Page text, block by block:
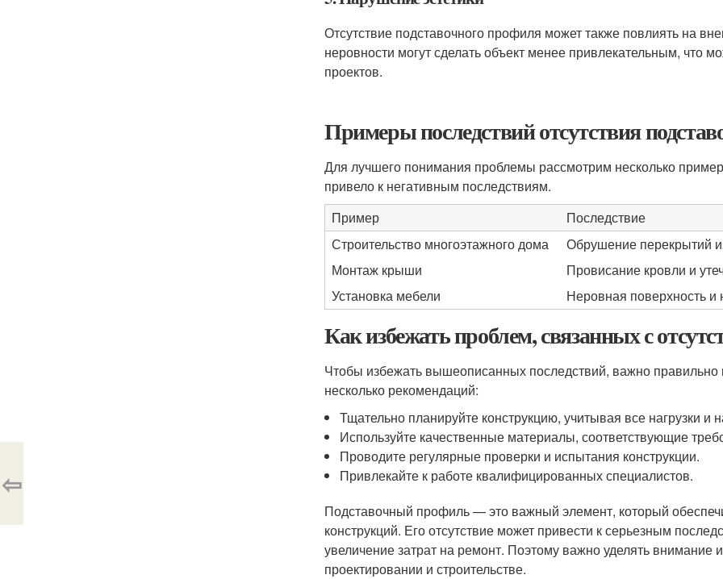
Отсутствие подставочного профиля может также повлиять на
неровности могут сделать объект менее привлекательным, что
проектов.
Примеры последствий отсутствия
Для лучшего понимания проблемы рассмотрим несколько
привело к негативным последствиям.
Пример
Последствие
Строительство многоэтажного дома
Обрушение перекрытий
Монтаж крыши
Провисание кровли и
Установка мебели
Неровная поверхность и
Как избежать проблем, связанных с
Чтобы избежать вышеописанных последствий, важно
несколько рекомендаций:
Тщательно планируйте конструкцию, учитывая все нагрузки и
Используйте качественные материалы, соответствующие
Проводите регулярные проверки и испытания конструкции.
Привлекайте к работе квалифицированных специалистов.
Подставочный профиль — это важный элемент, который
конструкций. Его отсутствие может привести к серьезным
увеличение затрат на ремонт. Поэтому важно уделять
проектировании и строительстве.
⇦